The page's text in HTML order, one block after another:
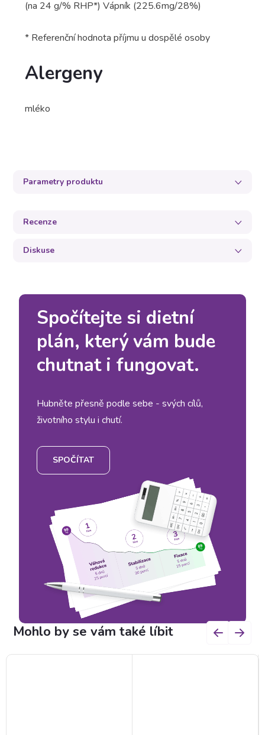
(na 24 g/% RHP*) Vápník (225.6mg/28%)
* Referenční hodnota příjmu u dospělé osoby
Alergeny
mléko
Parametry produktu
Recenze
Diskuse
Spočítejte si dietní
plán, který vám bude
chutnat i fungovat.
Hubněte přesně podle sebe - svých cílů,
životního stylu i chutí.
SPOČÍTAT